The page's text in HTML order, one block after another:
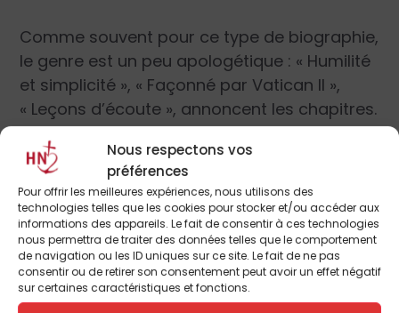
Nous respectons vos
préférences
Pour offrir les meilleures expériences, nous utilisons des
technologies telles que les cookies pour stocker et/ou accéder aux
informations des appareils. Le fait de consentir à ces technologies
nous permettra de traiter des données telles que le comportement
de navigation ou les ID uniques sur ce site. Le fait de ne pas
consentir ou de retirer son consentement peut avoir un effet négatif
sur certaines caractéristiques et fonctions.
Comme souvent pour ce type de biographie,
le genre est un peu apologétique : « Humilité
et simplicité », « Façonné par Vatican II »,
« Leçons d’écoute », annoncent les chapitres.
Qualifié de « cardinal des pauvres », il est
homme d’écoute, de dialogue, d’une
simplicité qu’on peut estimer un brin
affectée (vêtu d’une chemisette sans croix
pectorale, il a longtemps circulé en tricycle),
il est un cardinal selon le cœur du Pape
François. Quand on lui parle de la révolution
que le Pape François aurait introduite dans